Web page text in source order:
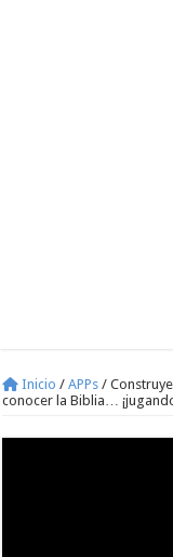
Inicio / APPs /
conocer la Biblia…